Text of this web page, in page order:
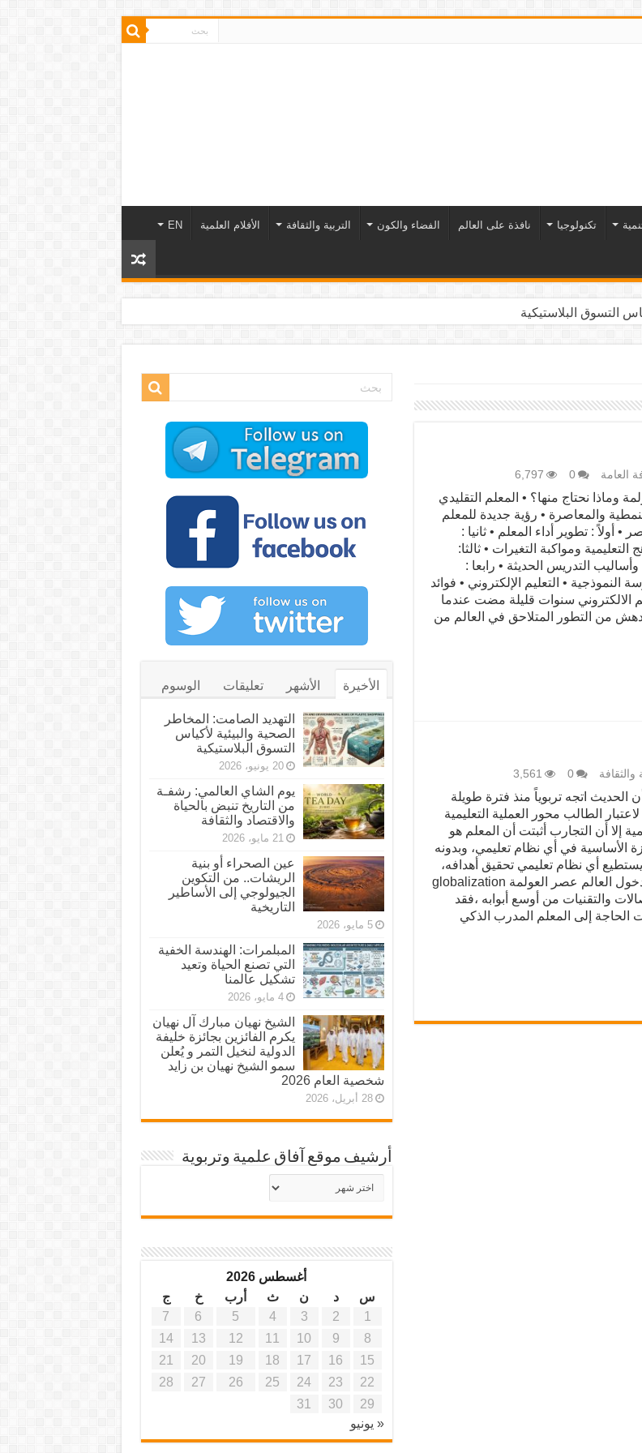
تكنولوجيا نافذة على العالم الفضاء والكون التربية والثقافة الأفلام العلمية EN
التسوق البلاستيكية
العامة 0
6,797
وماذا نحتاج منها؟ • المعلم التقليدي
والمعاصرة • رؤية جديدة للمعلم
• أولاً : تطوير أداء المعلم • ثانيا :
التعليمية ومواكبة التغيرات • ثالثا:
التدريس الحديثة • رابعا :
النموذجية • التعليم الإلكتروني • فوائد
الالكتروني سنوات قليلة مضت عندما
من التطور المتلاحق في العالم من
والثقافة 0
3,561
الحديث اتجه تربوياً منذ فترة طويلة
لاعتبار الطالب محور العملية التعليمية
إلا أن التجارب أثبتت أن المعلم هو
الأساسية في أي نظام تعليمي، وبدونه
يستطيع أي نظام تعليمي تحقيق أهدافه،
ومع دخول العالم عصر العولمة globalization
والتقنيات من أوسع أبوابه ،فقد
الحاجة إلى المعلم المدرب الذكي
الأخيرة الأشهر تعليقات الوسوم
التهديد الصامت: المخاطر
الصحية والبيئية لأكياس
التسوق البلاستيكية
20 يونيو، 2026
يوم الشاي العالمي: رشفـة
من التاريخ تنبض بالحياة
والاقتصاد والثقافة
21 مايو، 2026
عين الصحراء أو بنية
الريشات.. من التكوين
الجيولوجي إلى الأساطير
التاريخية
5 مايو، 2026
المبلمرات: الهندسة الخفية
التي تصنع الحياة وتعيد
تشكيل عالمنا
4 مايو، 2026
الشيخ نهيان مبارك آل نهيان
يكرم الفائزين بجائزة خليفة
الدولية لنخيل التمر و يُعلن
سمو الشيخ نهيان بن زايد
شخصية العام 2026
28 أبريل، 2026
أرشيف موقع آفاق علمية وتربوية
أرشيف
موقع
أغسطس 2026
س
د ن ث أرب خ
ج
1
2
3
4
5
6
7
8
9
10
11
12
13
14
15
16
17
18
19
20
21
22
23
24
25
26
27
28
29
30
31
« يونيو